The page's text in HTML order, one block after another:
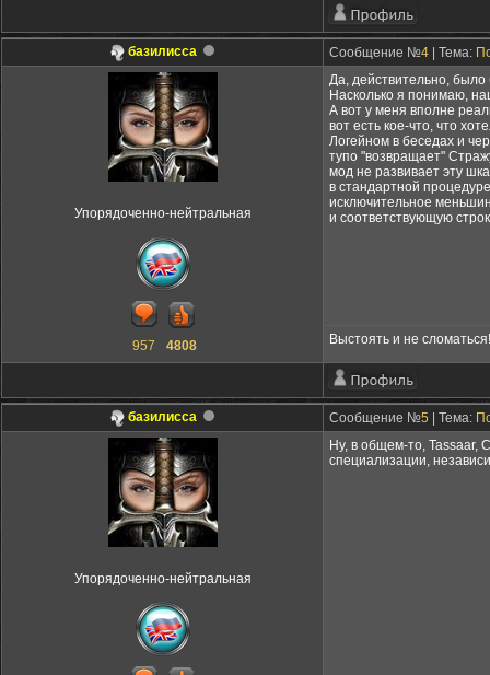
базилисса Сообщение №4 | Тема:
Упорядоченно-нейтральная
957 4808
Да, действительно, было
Насколько я понимаю,
А вот у меня вполне
вот есть кое-что, что
Логейном в беседах и
тупо "возвращает"
мод не развивает эту
в стандартной
исключительное
и соответствующую
Выстоять и не сломаться!
базилисса Сообщение №5 | Тема:
Упорядоченно-нейтральная
Ну, в общем-то, Таssaar,
специализации,